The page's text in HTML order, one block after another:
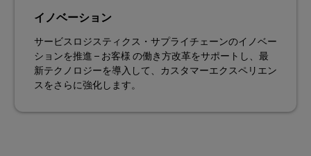
イノベーション
サービスロジスティクス・サプライチェーンのイノベー
ションを推進 – お客様 の働き方改革をサポートし、最
新テクノロジーを導入して、カスタマーエクスペリエン
スをさらに強化します。